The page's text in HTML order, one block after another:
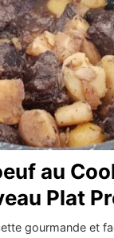
au
Plat
gourmande et